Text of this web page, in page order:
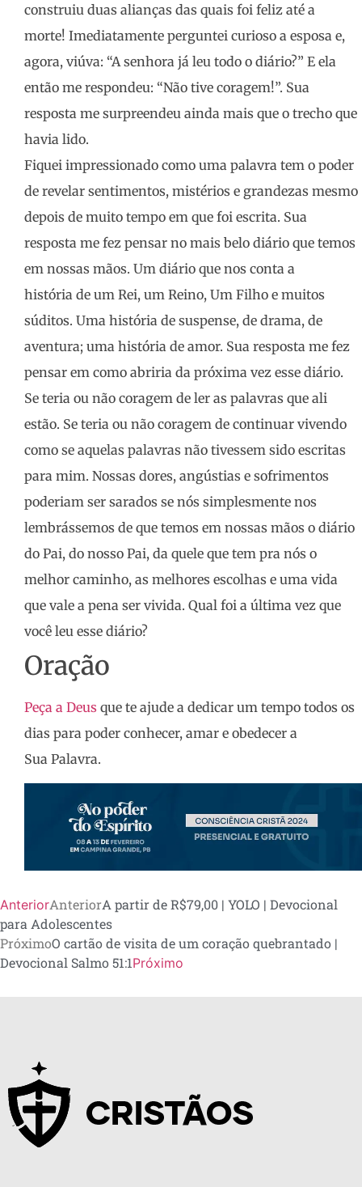
construiu duas alianças das quais foi feliz até a
morte! Imediatamente perguntei curioso a esposa e,
agora, viúva: “A senhora já leu todo o diário?” E ela
então me respondeu: “Não tive coragem!”. Sua
resposta me surpreendeu ainda mais que o trecho que
havia lido.
Fiquei impressionado como uma palavra tem o poder
de revelar sentimentos, mistérios e grandezas mesmo
depois de muito tempo em que foi escrita. Sua
resposta me fez pensar no mais belo diário que temos
em nossas mãos. Um diário que nos conta a
história de um Rei, um Reino, Um Filho e muitos
súditos. Uma história de suspense, de drama, de
aventura; uma história de amor. Sua resposta me fez
pensar em como abriria da próxima vez esse diário.
Se teria ou não coragem de ler as palavras que ali
estão. Se teria ou não coragem de continuar vivendo
como se aquelas palavras não tivessem sido escritas
para mim. Nossas dores, angústias e sofrimentos
poderiam ser sarados se nós simplesmente nos
lembrássemos de que temos em nossas mãos o diário
do Pai, do nosso Pai, da quele que tem pra nós o
melhor caminho, as melhores escolhas e uma vida
que vale a pena ser vivida. Qual foi a última vez que
você leu esse diário?
Oração
Peça a Deus que te ajude a dedicar um tempo todos os
dias para poder conhecer, amar e obedecer a
Sua Palavra.
AnteriorAnteriorA partir de R$79,00 | YOLO | Devocional
para Adolescentes
PróximoO cartão de visita de um coração quebrantado |
Devocional Salmo 51:1Próximo